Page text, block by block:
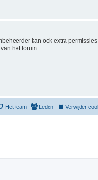
kan ook extra
het forum.
Verwijder
Leden
Het team